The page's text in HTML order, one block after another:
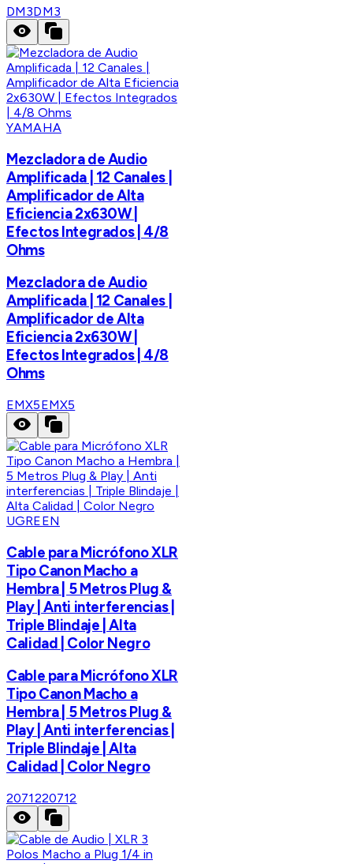
DM3DM3
YAMAHA
Mezcladora de Audio
Amplificada | 12 Canales |
Amplificador de Alta
Eficiencia 2x630W |
Efectos Integrados | 4/8
Ohms
Mezcladora de Audio
Amplificada | 12 Canales |
Amplificador de Alta
Eficiencia 2x630W |
Efectos Integrados | 4/8
Ohms
EMX5EMX5
UGREEN
Cable para Micrófono XLR
Tipo Canon Macho a
Hembra | 5 Metros Plug &
Play | Anti interferencias |
Triple Blindaje | Alta
Calidad | Color Negro
Cable para Micrófono XLR
Tipo Canon Macho a
Hembra | 5 Metros Plug &
Play | Anti interferencias |
Triple Blindaje | Alta
Calidad | Color Negro
2071220712